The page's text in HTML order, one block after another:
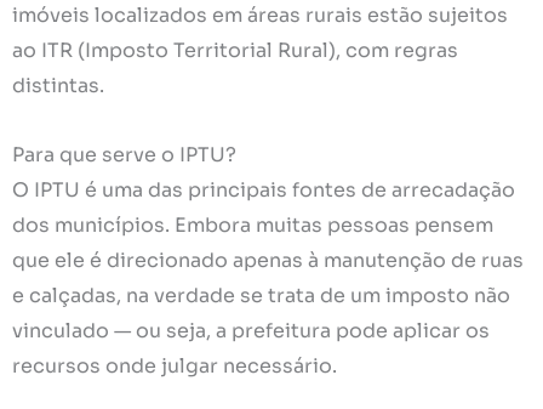
imóveis localizados em áreas rurais estão sujeitos
ao ITR (Imposto Territorial Rural), com regras
distintas.
Para que serve o IPTU?
O IPTU é uma das principais fontes de arrecadação
dos municípios. Embora muitas pessoas pensem
que ele é direcionado apenas à manutenção de ruas
e calçadas, na verdade se trata de um imposto não
vinculado — ou seja, a prefeitura pode aplicar os
recursos onde julgar necessário.